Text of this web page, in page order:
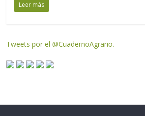
Leer más
Tweets por el @CuadernoAgrario.